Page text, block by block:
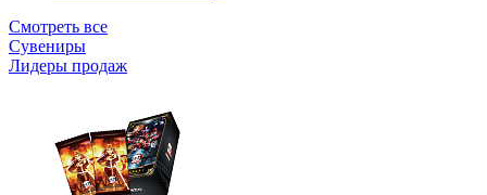
Смотреть все
Сувениры
Лидеры продаж